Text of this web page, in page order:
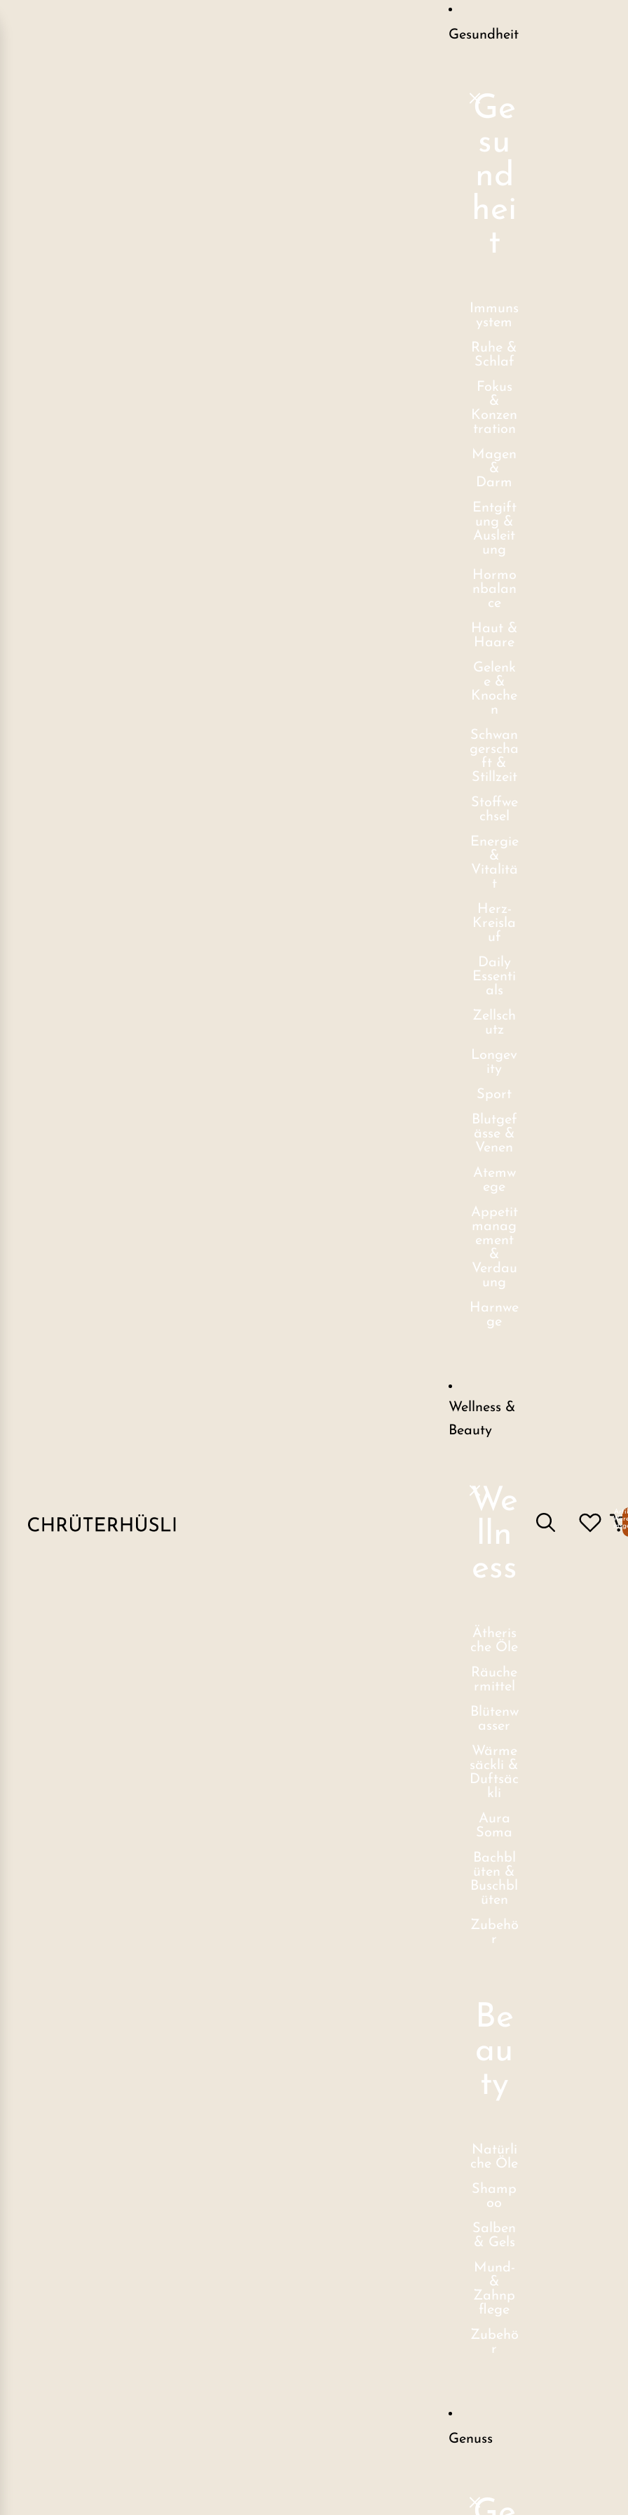
Gesundheit
Ge
su
nd
hei
t
Immuns
ystem
Ruhe &
Schlaf
Fokus
&
Konzen
tration
Magen
&
Darm
Entgift
ung &
Ausleit
ung
Hormo
nbalan
ce
Haut &
Haare
Gelenk
e &
Knoche
n
Schwan
gerscha
ft &
Stillzeit
Stoffwe
chsel
Energie
&
Vitalitä
t
Herz-
Kreisla
uf
Daily
Essenti
als
Zellsch
utz
Longev
ity
Sport
Blutgef
ässe &
Venen
Atemw
ege
Appetit
manag
ement
&
Verdau
ung
Harnwe
ge
Wellness &
Beauty
We
lln
ess
Ätheris
che Öle
Räuche
rmittel
Blütenw
asser
Wärme
säckli &
Duftsäc
kli
Aura
Soma
Bachbl
üten &
Buschbl
üten
Zubehö
r
Be
au
ty
Natürli
che Öle
Shamp
oo
Salben
& Gels
Mund-
&
Zahnp
flege
Zubehö
r
Genuss